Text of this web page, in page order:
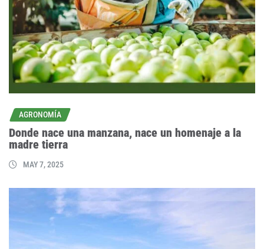
AGRONOMÍA
Donde nace una manzana, nace un homenaje a la
madre tierra
MAY 7, 2025